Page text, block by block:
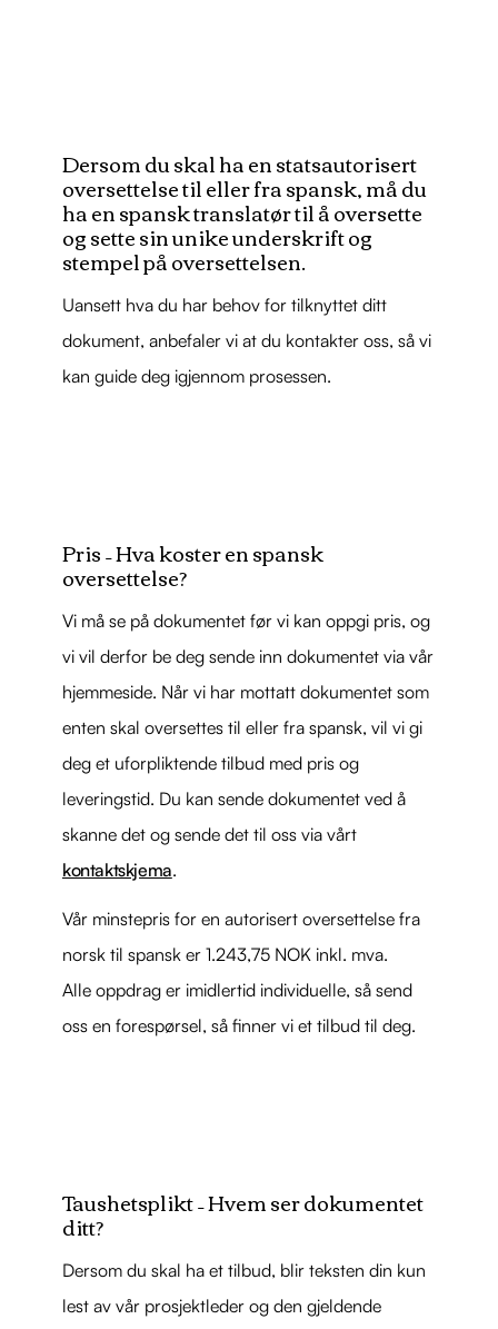
Dersom du skal ha en statsautorisert
oversettelse til eller fra spansk, må du
ha en spansk translatør til å oversette
og sette sin unike underskrift og
stempel på oversettelsen.
Uansett hva du har behov for tilknyttet ditt
dokument, anbefaler vi at du kontakter oss, så vi
kan guide deg igjennom prosessen.
Pris – Hva koster en spansk
oversettelse?
Vi må se på dokumentet før vi kan oppgi pris, og
vi vil derfor be deg sende inn dokumentet via vår
hjemmeside. Når vi har mottatt dokumentet som
enten skal oversettes til eller fra spansk, vil vi gi
deg et uforpliktende tilbud med pris og
leveringstid. Du kan sende dokumentet ved å
skanne det og sende det til oss via vårt
kontaktskjema.
Vår minstepris for en autorisert oversettelse fra
norsk til spansk er 1.243,75 NOK inkl. mva.
Alle oppdrag er imidlertid individuelle, så send
oss en forespørsel, så finner vi et tilbud til deg.
Taushetsplikt – Hvem ser dokumentet
ditt?
Dersom du skal ha et tilbud, blir teksten din kun
lest av vår prosjektleder og den gjeldende